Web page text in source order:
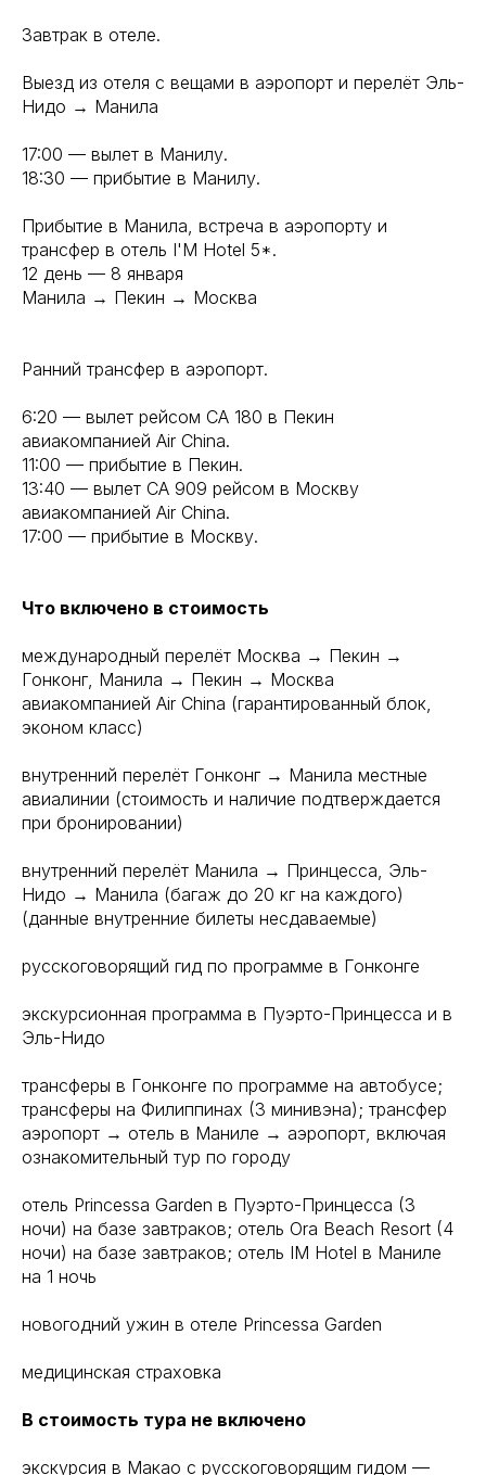
Завтрак в отеле.
Выезд из отеля с вещами в аэропорт и перелёт Эль-
Нидо → Манила
17:00 — вылет в Манилу.
18:30 — прибытие в Манилу.
Прибытие в Манила, встреча в аэропорту и
трансфер в отель I'M Hotel 5*.
12 день — 8 января
Манила → Пекин → Москва
Ранний трансфер в аэропорт.
6:20 — вылет рейсом CA 180 в Пекин
авиакомпанией Air China.
11:00 — прибытие в Пекин.
13:40 — вылет CA 909 рейсом в Москву
авиакомпанией Air China.
17:00 — прибытие в Москву.
Что включено в стоимость
международный перелёт Москва → Пекин →
Гонконг, Манила → Пекин → Москва
авиакомпанией Air China (гарантированный блок,
эконом класс)
внутренний перелёт Гонконг → Манила местные
авиалинии (стоимость и наличие подтверждается
при бронировании)
внутренний перелёт Манила → Принцесса, Эль-
Нидо → Манила (багаж до 20 кг на каждого)
(данные внутренние билеты несдаваемые)
русскоговорящий гид по программе в Гонконге
экскурсионная программа в Пуэрто-Принцесса и в
Эль-Нидо
трансферы в Гонконге по программе на автобусе;
трансферы на Филиппинах (3 минивэна); трансфер
аэропорт → отель в Маниле → аэропорт, включая
ознакомительный тур по городу
отель Princessa Garden в Пуэрто-Принцесса (3
ночи) на базе завтраков; отель Ora Beach Resort (4
ночи) на базе завтраков; отель IM Hotel в Маниле
на 1 ночь
новогодний ужин в отеле Princessa Garden
медицинская страховка
В стоимость тура не включено
экскурсия в Макао с русскоговорящим гидом —